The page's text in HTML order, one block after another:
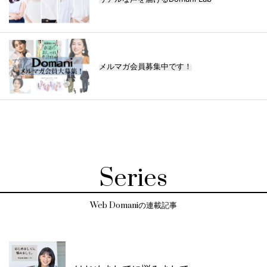
メルマガ会員募集中です！
Series
Web Domaniの連載記事